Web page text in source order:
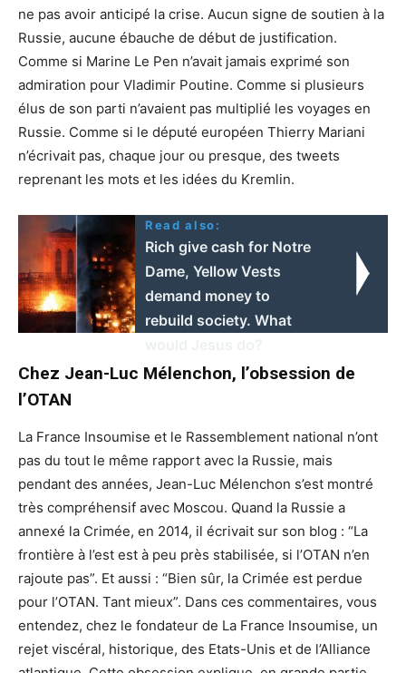
ne pas avoir anticipé la crise. Aucun signe de soutien à la
Russie, aucune ébauche de début de justification.
Comme si Marine Le Pen n’avait jamais exprimé son
admiration pour Vladimir Poutine. Comme si plusieurs
élus de son parti n’avaient pas multiplié les voyages en
Russie. Comme si le député européen Thierry Mariani
n’écrivait pas, chaque jour ou presque, des tweets
reprenant les mots et les idées du Kremlin.
Read also:
Rich give cash for Notre
Dame, Yellow Vests
demand money to
rebuild society. What
Chez Jean-Luc Mélenchon, l’obsession de
l’OTAN
La France Insoumise et le Rassemblement national n’ont
pas du tout le même rapport avec la Russie, mais
pendant des années, Jean-Luc Mélenchon s’est montré
très compréhensif avec Moscou. Quand la Russie a
annexé la Crimée, en 2014, il écrivait sur son blog : “La
frontière à l’est est à peu près stabilisée, si l’OTAN n’en
rajoute pas”. Et aussi : “Bien sûr, la Crimée est perdue
pour l’OTAN. Tant mieux”. Dans ces commentaires, vous
entendez, chez le fondateur de La France Insoumise, un
rejet viscéral, historique, des Etats-Unis et de l’Alliance